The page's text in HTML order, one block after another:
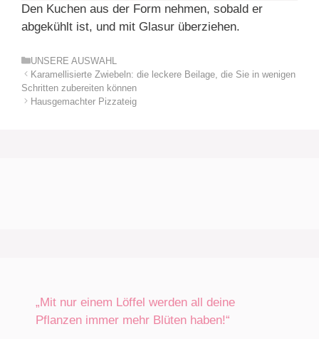
Den Kuchen aus der Form nehmen, sobald er
abgekühlt ist, und mit Glasur überziehen.
Kategorien
UNSERE AUSWAHL
Karamellisierte Zwiebeln: die leckere Beilage, die Sie in wenigen
Schritten zubereiten können
Hausgemachter Pizzateig
„Mit nur einem Löffel werden all deine
Pflanzen immer mehr Blüten haben!“